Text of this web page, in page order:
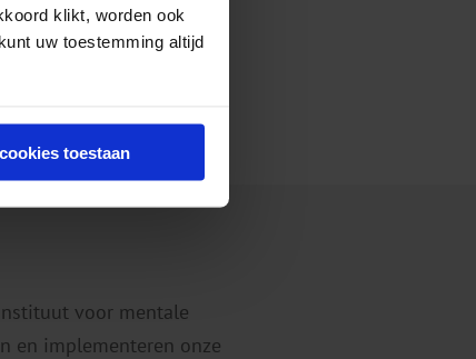
klikt, worden ook
uw toestemming altijd
toestaan
voor mentale
en implementeren onze